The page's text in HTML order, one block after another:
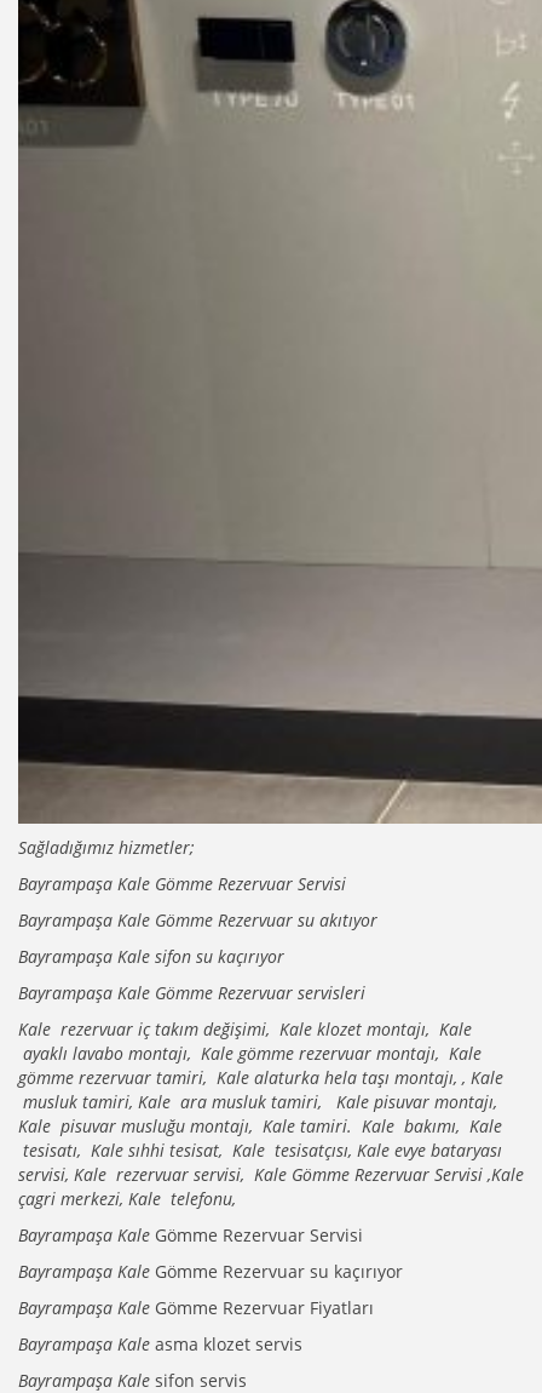
Sağladığımız hizmetler;
Bayrampaşa Kale Gömme Rezervuar Servisi
Bayrampaşa Kale Gömme Rezervuar su akıtıyor
Bayrampaşa Kale sifon su kaçırıyor
Bayrampaşa Kale Gömme Rezervuar servisleri
Kale rezervuar iç takım değişimi, Kale klozet montajı, Kale
ayaklı lavabo montajı, Kale gömme rezervuar montajı, Kale
gömme rezervuar tamiri, Kale alaturka hela taşı montajı, , Kale
musluk tamiri, Kale ara musluk tamiri, Kale pisuvar montajı,
Kale pisuvar musluğu montajı, Kale tamiri. Kale bakımı, Kale
tesisatı, Kale sıhhi tesisat, Kale tesisatçısı, Kale evye bataryası
servisi, Kale rezervuar servisi, Kale Gömme Rezervuar Servisi ,Kale
çagri merkezi, Kale telefonu,
Bayrampaşa Kale Gömme Rezervuar Servisi
Bayrampaşa Kale Gömme Rezervuar su kaçırıyor
Bayrampaşa Kale Gömme Rezervuar Fiyatları
Bayrampaşa Kale asma klozet servis
Bayrampaşa Kale sifon servis